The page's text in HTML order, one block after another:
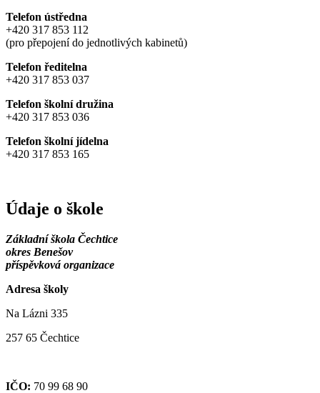
Telefon ústředna
+420 317 853 112
(pro přepojení do jednotlivých kabinetů)
Telefon ředitelna
+420 317 853 037
Telefon školní družina
+420 317 853 036
Telefon školní jídelna
+420 317 853 165
Údaje o škole
Základní škola Čechtice
okres Benešov
příspěvková organizace
Adresa školy
Na Lázni 335
257 65 Čechtice
IČO: 70 99 68 90